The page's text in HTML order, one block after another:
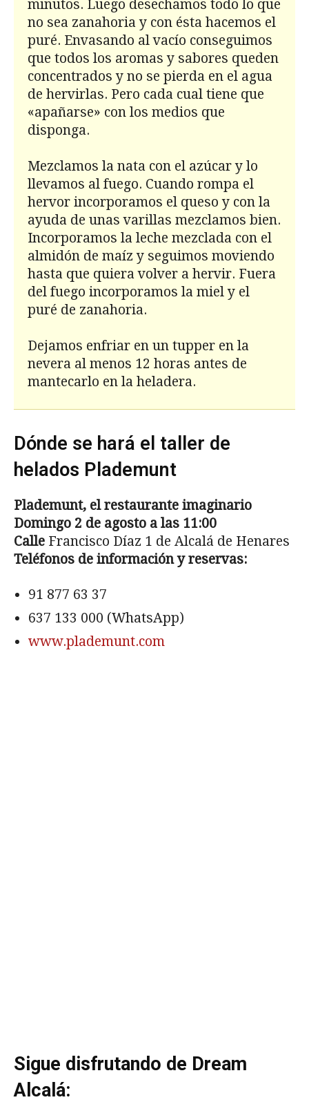
minutos. Luego desechamos todo lo que
no sea zanahoria y con ésta hacemos el
puré. Envasando al vacío conseguimos
que todos los aromas y sabores queden
concentrados y no se pierda en el agua
de hervirlas. Pero cada cual tiene que
«apañarse» con los medios que
disponga.
Mezclamos la nata con el azúcar y lo
llevamos al fuego. Cuando rompa el
hervor incorporamos el queso y con la
ayuda de unas varillas mezclamos bien.
Incorporamos la leche mezclada con el
almidón de maíz y seguimos moviendo
hasta que quiera volver a hervir. Fuera
del fuego incorporamos la miel y el
puré de zanahoria.
Dejamos enfriar en un tupper en la
nevera al menos 12 horas antes de
mantecarlo en la heladera.
Dónde se hará el taller de
helados Plademunt
Plademunt, el restaurante imaginario
Domingo 2 de agosto a las 11:00
Calle Francisco Díaz 1 de Alcalá de Henares
Teléfonos de información y reservas:
91 877 63 37
637 133 000 (WhatsApp)
www.plademunt.com
Sigue disfrutando de Dream
Alcalá: